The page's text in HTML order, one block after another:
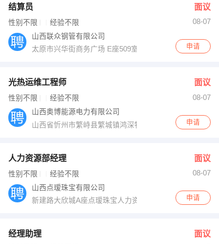
网络IT
快递员
收银员 技术员/工程师
出纳
编辑
跟单
其他职位
结算员 面议
性别不限 经验不限
08-07
山西联众钢管有限公司
太原市兴华街商务广场 E座509室
申请
光热运维工程师 面议
性别不限 经验不限
08-07
山西奥博能源电力有限公司
山西省忻州市繁峙县繁城镇鸿深物流园区
申请
人力资源部经理 面议
性别不限 经验不限
08-07
山西点瑷珠宝有限公司
新建路大欣城A座点瑷珠宝人力资源部
申请
经理助理 面议